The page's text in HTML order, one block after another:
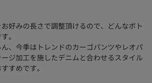
好みの長さで調整頂けるので、どんなボト
。
、今季はトレンドのカーゴパンツやレオパ
ジ加工を施したデニムと合わせるスタイル
すめです。